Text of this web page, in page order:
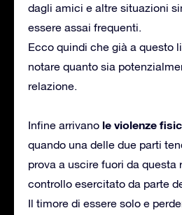
dagli amici e altre situazioni
essere assai frequenti.
Ecco quindi che già a questo
notare quanto sia
relazione.
Infine arrivano le violenze
quando una delle due parti
prova a uscire fuori da questa
controllo esercitato da parte
Il timore di essere solo e